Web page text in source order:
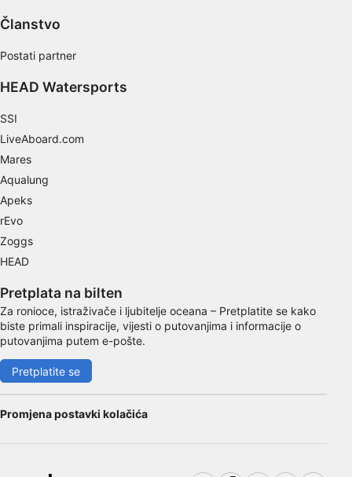
Članstvo
Postati partner
HEAD Watersports
SSI
LiveAboard.com
Mares
Aqualung
Apeks
rEvo
Zoggs
HEAD
Pretplata na bilten
Za ronioce, istraživače i ljubitelje oceana – Pretplatite se kako
biste primali inspiracije, vijesti o putovanjima i informacije o
putovanjima putem e-pošte.
Pretplatite se
Promjena postavki kolačića